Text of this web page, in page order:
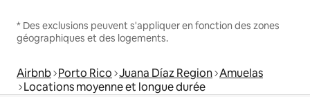
* Des exclusions peuvent s'appliquer en fonction des zones
géographiques et des logements.
Airbnb Porto Rico Juana Díaz Region Amuelas
Locations moyenne et longue durée